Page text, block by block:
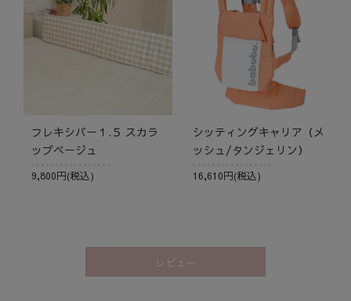
フレキシバー１.５ スカラ
ップベージュ
9,800円(税込)
シッティングキャリア（メ
ッシュ/タンジェリン）
16,610円(税込)
レビュー